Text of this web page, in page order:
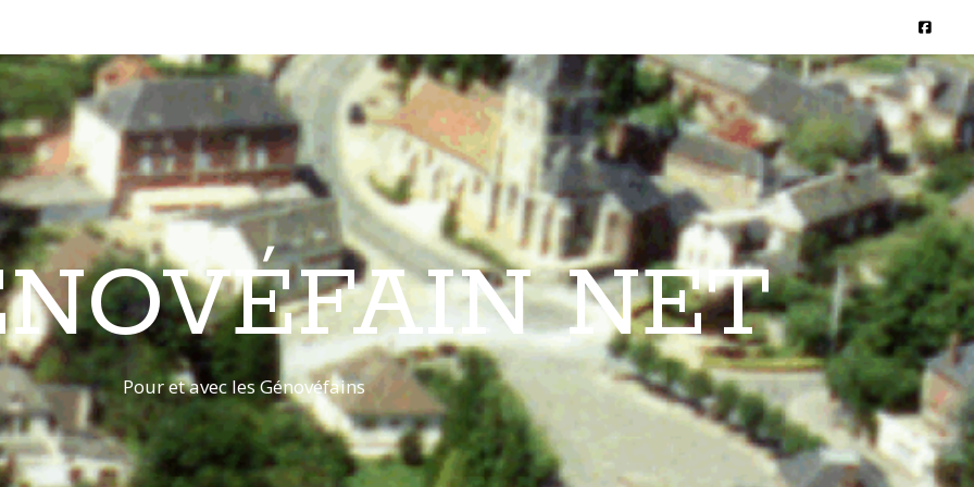
NET
Pour et avec les Génovéfains